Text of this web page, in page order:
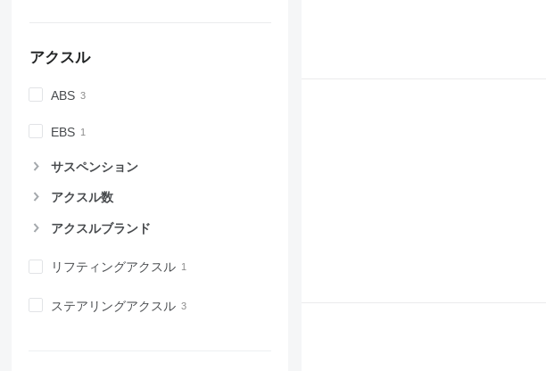
アクスル
ABS
EBS
サスペンション
アクスル数
アクスルブランド
リフティングアクスル
ステアリングアクスル